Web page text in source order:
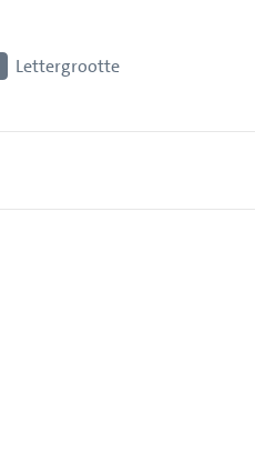
Lettergrootte